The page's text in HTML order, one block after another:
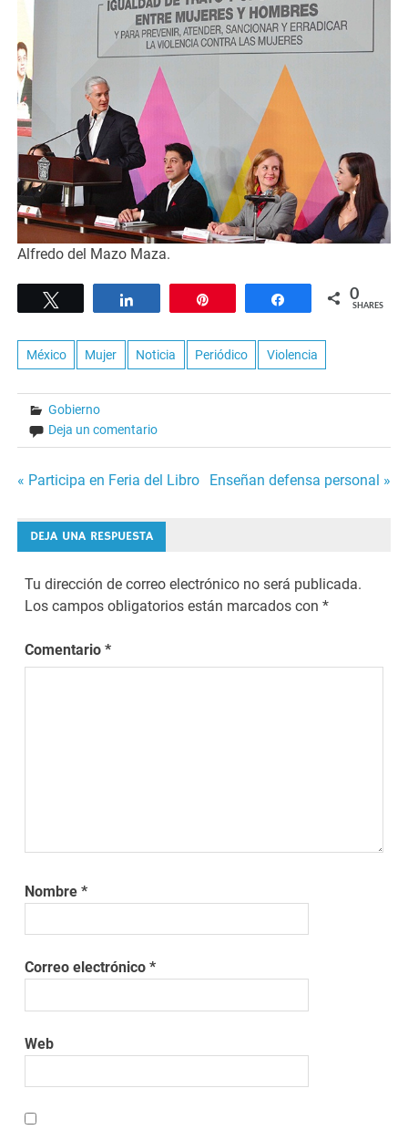
Alfredo del Mazo Maza.
Share 0
SHARES
México Mujer Noticia Periódico Violencia
Gobierno
Deja un comentario
Navegación
de
entradas
« Participa en Feria del Libro Enseñan defensa personal »
DEJA UNA RESPUESTA
Tu dirección de correo electrónico no será publicada.
Los campos obligatorios están marcados con*
Comentario*
Nombre*
Correo electrónico*
Web